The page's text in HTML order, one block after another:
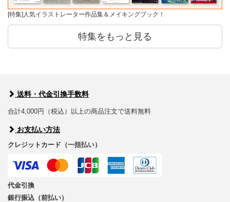
[特集]人気イラストレーター作品集＆メイキングブック！
特集をもっと見る
送料・代金引換手数料
合計4,000円（税込）以上の商品注文で送料無料
お支払い方法
クレジットカード（一括払い）
代金引換
銀行振込（前払い）